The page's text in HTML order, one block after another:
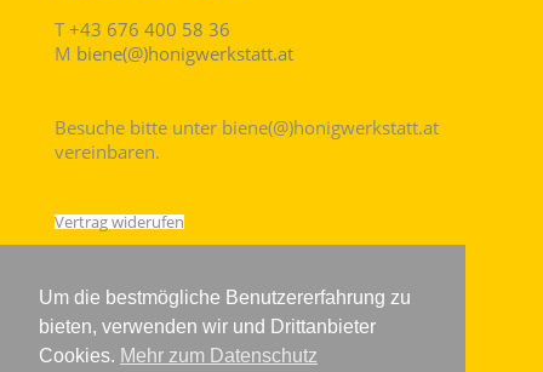
T +43 676 400 58 36
M biene(@)honigwerkstatt.at
Besuche bitte unter biene(@)honigwerkstatt.at
vereinbaren.
Vertrag widerufen
Um die bestmögliche Benutzererfahrung zu
bieten, verwenden wir und Drittanbieter
Cookies. Mehr zum Datenschutz